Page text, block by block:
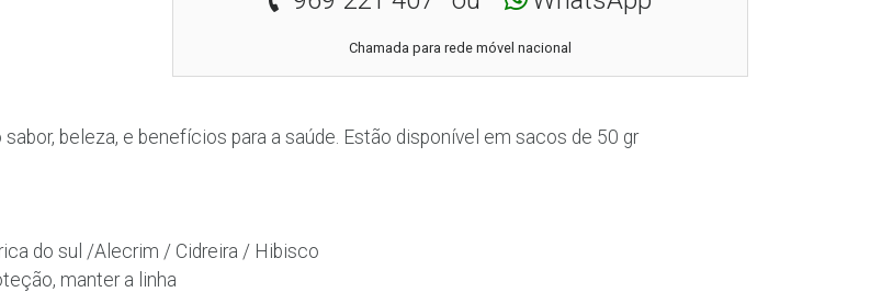
Chamada para rede móvel nacional
sabor, beleza, e benefícios para a saúde. Estão disponível em sacos de 50 gr
do sul /Alecrim / Cidreira / Hibisco
manter a linha